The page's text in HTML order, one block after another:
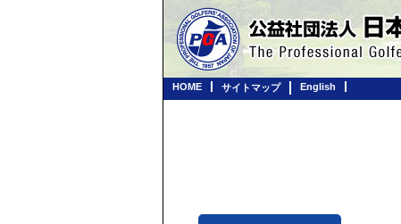
HOME サイトマップ English